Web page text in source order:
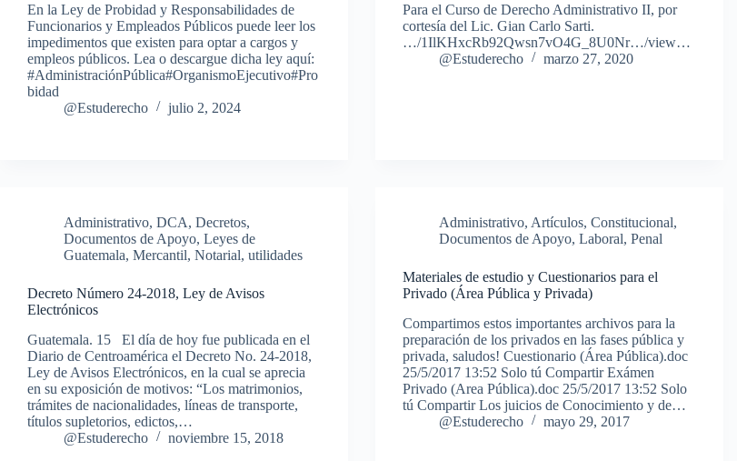
En la Ley de Probidad y Responsabilidades de
Funcionarios y Empleados Públicos puede leer los
impedimentos que existen para optar a cargos y
empleos públicos. Lea o descargue dicha ley aquí:
#AdministraciónPública#OrganismoEjecutivo#Pro
bidad
@Estuderecho
julio 2, 2024
Para el Curso de Derecho Administrativo II, por
cortesía del Lic. Gian Carlo Sarti.
…/1IlKHxcRb92Qwsn7vO4G_8U0Nr…/view…
@Estuderecho
marzo 27, 2020
Administrativo, DCA, Decretos,
Documentos de Apoyo, Leyes de
Guatemala, Mercantil, Notarial, utilidades
Decreto Número 24-2018, Ley de Avisos
Electrónicos
Guatemala. 15 El día de hoy fue publicada en el
Diario de Centroamérica el Decreto No. 24-2018,
Ley de Avisos Electrónicos, en la cual se aprecia
en su exposición de motivos: “Los matrimonios,
trámites de nacionalidades, líneas de transporte,
títulos supletorios, edictos,…
@Estuderecho
noviembre 15, 2018
Administrativo, Artículos,Constitucional,
Documentos de Apoyo,Laboral,Penal
Materiales de estudio y Cuestionarios para el
Privado (Área Pública y Privada)
Compartimos estos importantes archivos para la
preparación de los privados en las fases pública y
privada, saludos! Cuestionario (Área Pública).doc
25/5/2017 13:52 Solo tú Compartir Exámen
Privado (Area Pública).doc 25/5/2017 13:52 Solo
tú Compartir Los juicios de Conocimiento y de…
@Estuderecho
mayo 29, 2017